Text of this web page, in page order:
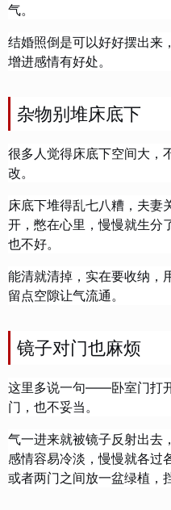
气。
结婚照倒是可以好好摆出来
增进感情有好处。
杂物别堆床底下
很多人觉得床底下空间大，
改。
床底下堆得乱七八糟，夫
开，憋在心里，慢慢就生分
也不好。
能清就清掉，实在要收纳，
留点空隙让气流通。
镜子对门也麻烦
这里多说一句——卧室门打
门，也不妥当。
气一进来就被镜子反射出去
感情容易冷淡，慢慢就各过
或者两门之间放一盆绿植，